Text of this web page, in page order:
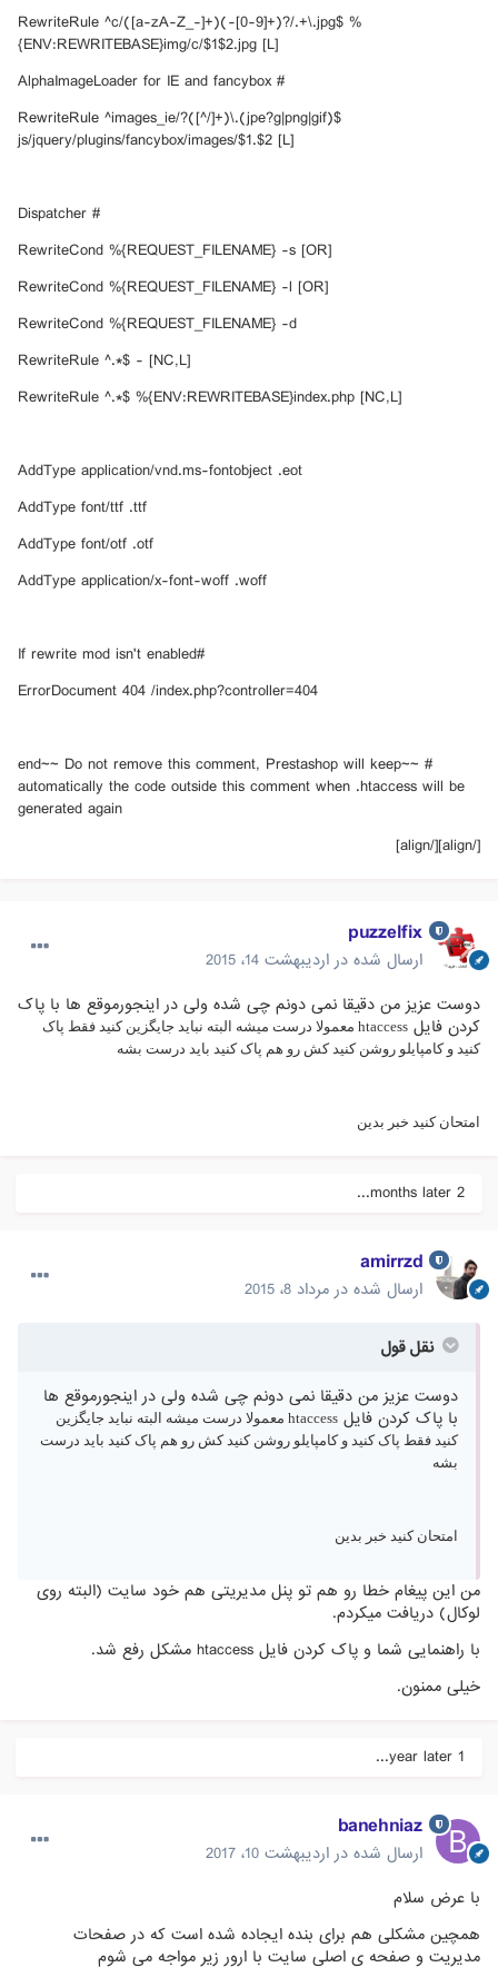
RewriteRule ^c/([a-zA-Z_-]+)(-[0-9]+)?/.+\.jpg$ %
{ENV:REWRITEBASE}img/c/$1$2.jpg [L]
# AlphaImageLoader for IE and fancybox
RewriteRule ^images_ie/?([^/]+)\.(jpe?g|png|gif)$
js/jquery/plugins/fancybox/images/$1.$2 [L]
# Dispatcher
RewriteCond %{REQUEST_FILENAME} -s [OR]
RewriteCond %{REQUEST_FILENAME} -l [OR]
RewriteCond %{REQUEST_FILENAME} -d
RewriteRule ^.*$ - [NC,L]
RewriteRule ^.*$ %{ENV:REWRITEBASE}index.php [NC,L]
AddType application/vnd.ms-fontobject .eot
AddType font/ttf .ttf
AddType font/otf .otf
AddType application/x-font-woff .woff
#If rewrite mod isn't enabled
ErrorDocument 404 /index.php?controller=404
# ~~end~~ Do not remove this comment, Prestashop will keep
automatically the code outside this comment when .htaccess will be
generated again
[/align][/align]
puzzelfix
ارسال شده در اردیبهشت 14، 2015
دوست عزیز من دقیقا نمی دونم چی شده ولی در اینجورموقع ها با پاک
کردن فایل
htaccess معمولا درست میشه البته نباید جایگزین کنید فقط پاک
کنید و کامپایلو روشن کنید کش رو هم پاک کنید باید درست بشه
امتحان کنید خبر بدین
2 months later...
amirrzd
ارسال شده در مرداد 8، 2015
نقل قول
دوست عزیز من دقیقا نمی دونم چی شده ولی در اینجورموقع ها
با پاک کردن فایل
htaccess معمولا درست میشه البته نباید جایگزین
کنید فقط پاک کنید و کامپایلو روشن کنید کش رو هم پاک کنید باید درست
بشه
امتحان کنید خبر بدین
من این پیغام خطا رو هم تو پنل مدیریتی هم خود سایت (البته روی
لوکال) دریافت میکردم.
با راهنمایی شما و پاک کردن فایل htaccess مشکل رفع شد.
خیلی ممنون.
banehniaz
ارسال شده در اردیبهشت 10، 2017
با عرض سلام
همچین مشکلی هم برای بنده ایجاده شده است که در صفحات
مدیریت و صفحه ی اصلی سایت با ارور زیر مواجه می شوم